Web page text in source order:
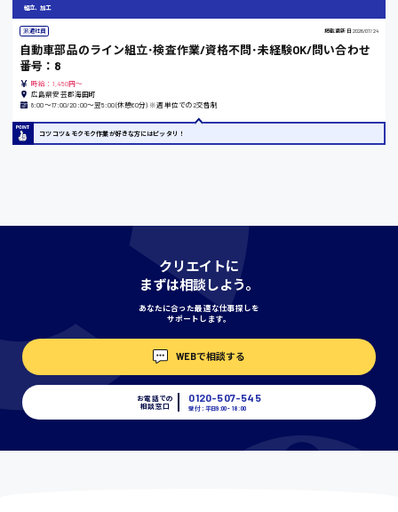
愛知県
宮城県
組立、加工
派遣社員 掲載更新日 2026/07/24
自動車部品のライン組立･検査作業/資格不問･未経験OK/問い合わせ
番号：8
時給：1,450円～
広島県安芸郡海田町
8:00〜17:00/20:00〜翌5:00(休憩60分) ※週単位での2交替制
コツコツ＆モクモク作業が好きな方にはピッタリ！
クリエイトに
まずは相談しよう。
あなたに合った最適な仕事探しを
サポートします。
WEBで相談する
お電話での
相談窓口
0120-507-545
受付：平日9:00 - 18:00